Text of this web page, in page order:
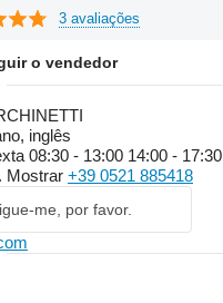
3 avaliações
o vendedor
inglês
08:30 - 13:00 14:00 - 17:30
Mostrar +39 0521 885418
me, por favor.